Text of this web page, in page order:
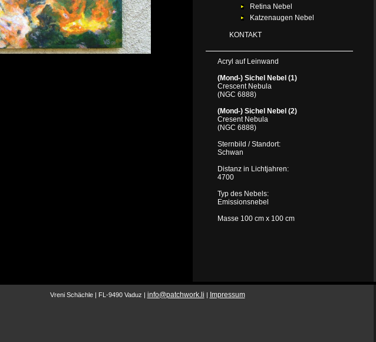
Retina Nebel
Katzenaugen Nebel
KONTAKT
Acryl auf Leinwand
(Mond-) Sichel Nebel (1)
Crescent Nebula
(NGC 6888)
(Mond-) Sichel Nebel (2)
Cresent Nebula
(NGC 6888)
Sternbild / Standort:
Schwan
Distanz in Lichtjahren:
4700
Typ des Nebels:
Emissionsnebel
Masse 100 cm x 100 cm
Vreni Schächle | FL-9490 Vaduz | info@patchwork.li | Impressum